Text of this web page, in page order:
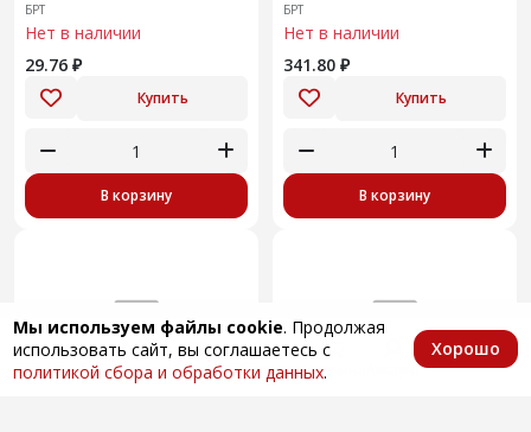
БРТ
Нет в наличии
29.76 ₽
Купить
В корзину
БРТ
Нет в наличии
341.80 ₽
Купить
В корзину
Мы используем файлы cookie. Продолжая
использовать сайт, вы соглашаетесь с
политикой сбора и обработки данных.
Хорошо
Главная КаталогИзбранноеКорзина Аккаунт